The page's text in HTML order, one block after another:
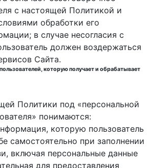
с настоящей Политикой и
обработки его
в случае несогласия с
должен воздержаться
Сайта.
которую получает и обрабатывает
Политики под «персональной
понимаются:
которую пользователь
самостоятельно при заполнении
включая персональные данные
для предоставления